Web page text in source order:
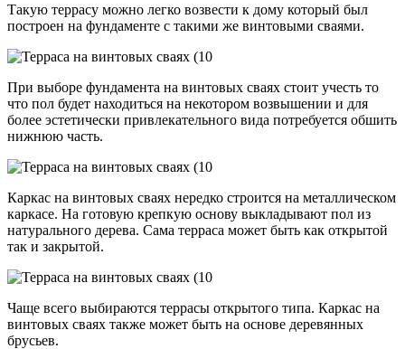
Такую террасу можно легко возвести к дому который был
построен на фундаменте с такими же винтовыми сваями.
При выборе фундамента на винтовых сваях стоит учесть то
что пол будет находиться на некотором возвышении и для
более эстетически привлекательного вида потребуется обшить
нижнюю часть.
Каркас на винтовых сваях нередко строится на металлическом
каркасе. На готовую крепкую основу выкладывают пол из
натурального дерева. Сама терраса может быть как открытой
так и закрытой.
Чаще всего выбираются террасы открытого типа. Каркас на
винтовых сваях также может быть на основе деревянных
брусьев.